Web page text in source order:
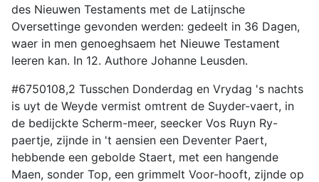
des Nieuwen Testaments met de Latijnsche
Oversettinge gevonden werden: gedeelt in 36 Dagen,
waer in men genoeghsaem het Nieuwe Testament
leeren kan. In 12. Authore Johanne Leusden.
#6750108,2 Tusschen Donderdag en Vrydag 's nachts
is uyt de Weyde vermist omtrent de Suyder-vaert, in
de bedijckte Scherm-meer, seecker Vos Ruyn Ry-
paertje, zijnde in 't aensien een Deventer Paert,
hebbende een gebolde Staert, met een hangende
Maen, sonder Top, een grimmelt Voor-hooft, zijnde op